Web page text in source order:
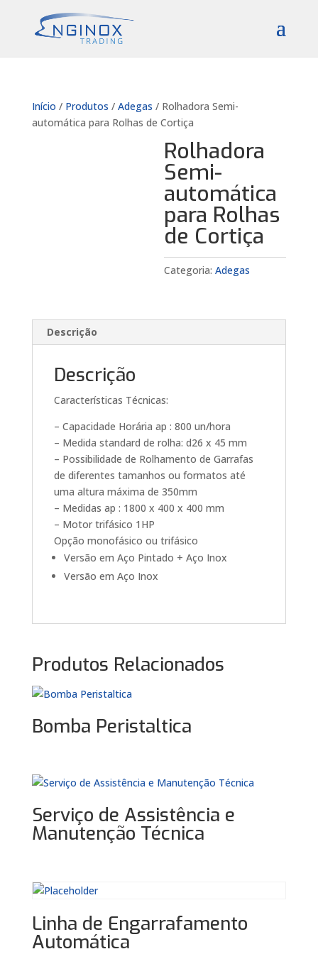
Início / Produtos / Adegas / Rolhadora Semi-
automática para Rolhas de Cortiça
Rolhadora
Semi-
automática
para Rolhas
de Cortiça
Categoria:Adegas
Descrição
Descrição
Características Técnicas:
– Capacidade Horária ap : 800 un/hora
– Medida standard de rolha: d26 x 45 mm
– Possibilidade de Rolhamento de Garrafas
de diferentes tamanhos ou formatos até
uma altura máxima de 350mm
– Medidas ap : 1800 x 400 x 400 mm
– Motor trifásico 1HP
Opção monofásico ou trifásico
Versão em Aço Pintado + Aço Inox
Versão em Aço Inox
Produtos Relacionados
Bomba Peristaltica
Serviço de Assistência e
Manutenção Técnica
Linha de Engarrafamento
Automática